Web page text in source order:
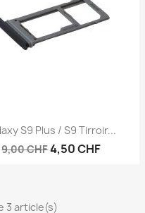
Aperçu rapide
S9 Plus / S9 Tirroir...
9,00 CHF4,50 CHF
3 article(s)